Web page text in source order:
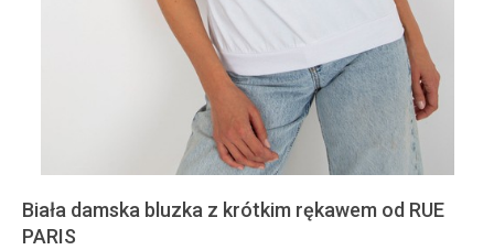
Biała damska bluzka z krótkim rękawem od RUE
PARIS